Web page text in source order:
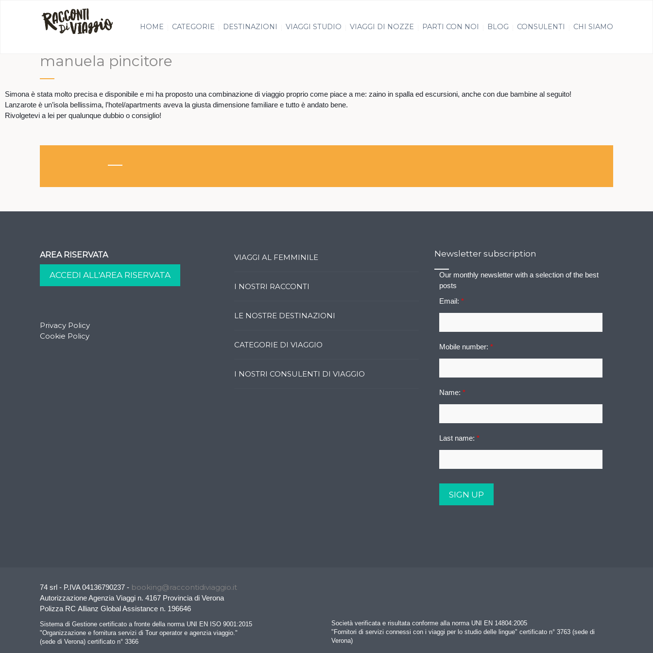
HOME CATEGORIE DESTINAZIONI VIAGGI STUDIO VIAGGI DI NOZZE PARTI CON NOI BLOG CONSULENTI CHI SIAMO
manuela pincitore
Simona è stata molto precisa e disponibile e mi ha proposto una combinazione di viaggio proprio come piace a me: zaino in spalla ed escursioni, anche con due bambine al seguito!
Lanzarote è un’isola bellissima, l’hotel/apartments aveva la giusta dimensione familiare e tutto è andato bene.
Rivolgetevi a lei per qualunque dubbio o consiglio!
AREA RISERVATA
Privacy Policy
Cookie Policy
VIAGGI AL FEMMINILE
I NOSTRI RACCONTI
LE NOSTRE DESTINAZIONI
CATEGORIE DI VIAGGIO
I NOSTRI CONSULENTI DI VIAGGIO
Newsletter subscription
Our monthly newsletter with a selection of the best
posts
Email: *
Mobile number: *
Name: *
Last name: *
74 srl - P.IVA 04136790237 - booking@raccontidiviaggio.it
Autorizzazione Agenzia Viaggi n. 4167 Provincia di Verona
Polizza RC Allianz Global Assistance n. 196646
Sistema di Gestione certificato a fronte della norma UNI EN ISO 9001:2015
"Organizzazione e fornitura servizi di Tour operator e agenzia viaggio."
(sede di Verona) certificato n° 3366
Società verificata e risultata conforme alla norma UNI EN 14804:2005
"Fornitori di servizi connessi con i viaggi per lo studio delle lingue" certificato n° 3763 (sede di
Verona)